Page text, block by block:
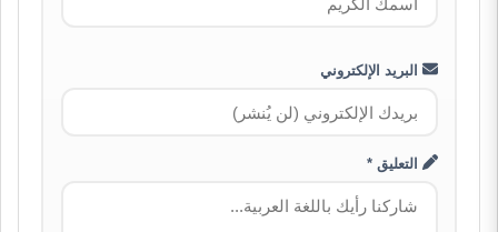
البريد الإلكتروني
التعليق *